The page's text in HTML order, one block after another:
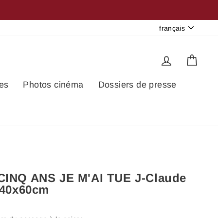
Langue
français
Se
Photos cinéma Dossiers de presse
ANS JE M'AI TUE J-Claude